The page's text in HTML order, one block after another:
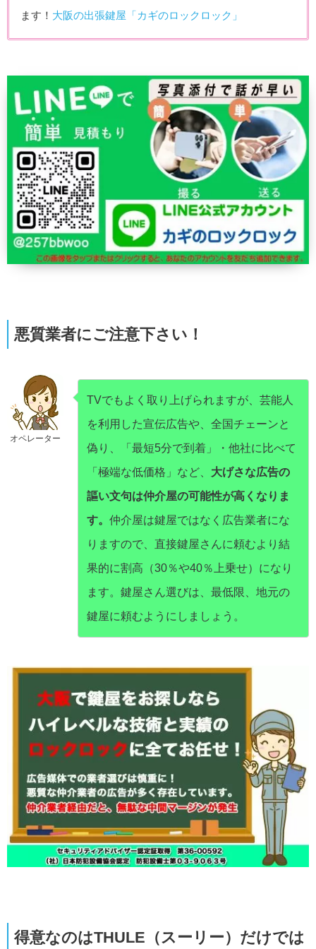
ます！ 大阪の出張鍵屋「カギのロックロック」
悪質業者にご注意下さい！
オペレーター
TVでもよく取り上げられますが、芸能人
を利用した宣伝広告や、全国チェーンと
偽り、「最短5分で到着」・他社に比べて
「極端な低価格」など、 大げさな広告の
謳い文句は仲介屋の可能性が高くなりま
す。 仲介屋は鍵屋ではなく広告業者にな
りますので、直接鍵屋さんに頼むより結
果的に割高（30％や40％上乗せ）になり
ます。鍵屋さん選びは、最低限、地元の
鍵屋に頼むようにしましょう。
得意なのはTHULE（スーリー）だけでは